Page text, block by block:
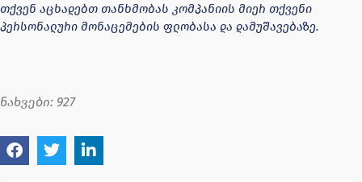
თქვენ აცხადებთ თანხმობას კომპანიის მიერ თქვენი
პერსონალური მონაცემების ფლობასა და დამუშავებაზე.
ნახვები: 927